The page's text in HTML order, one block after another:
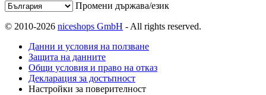
Промени държава/език
© 2010-2026 niceshops GmbH - All rights reserved.
Данни и условия на ползване
Защита на данните
Общи условия и право на отказ
Декларация за достъпност
Настройки за поверителност